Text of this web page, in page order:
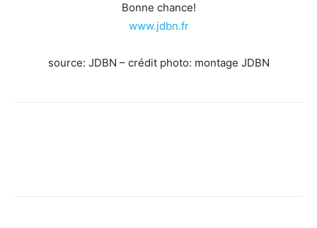
Bonne chance!
www.jdbn.fr
source: JDBN – crédit photo: montage JDBN